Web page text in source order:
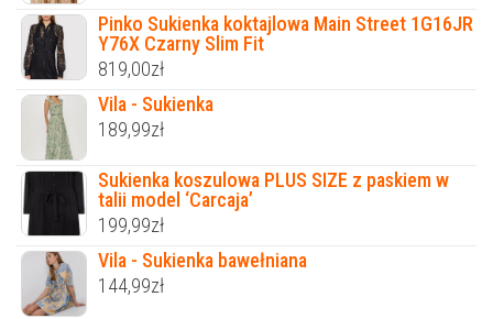
Pinko Sukienka koktajlowa Main Street 1G16JR
Y76X Czarny Slim Fit
819,00zł
Vila - Sukienka
189,99zł
Sukienka koszulowa PLUS SIZE z paskiem w
talii model ‘Carcaja’
199,99zł
Vila - Sukienka bawełniana
144,99zł